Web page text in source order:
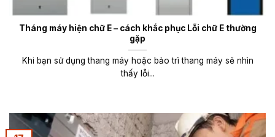
Tháng máy hiện chữ E – cách khắc phục Lỗi chữ E thường
gặp
Khi bạn sử dụng thang máy hoặc bảo trì thang máy sẽ nhìn
thấy lỗi...